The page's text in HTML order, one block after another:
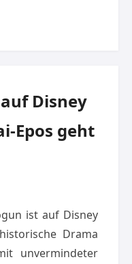
Disney
Epos geht
ist auf Disney
Drama
unvermindeter